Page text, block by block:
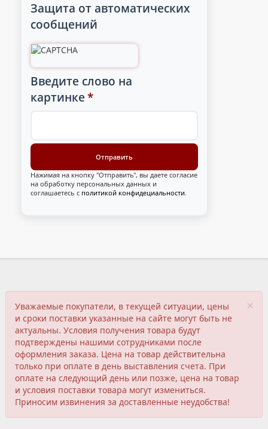
Защита от автоматических
сообщений
Введите слово на
картинке *
Нажимая на кнопку "Отправить", вы даете согласие
на обработку персональных данных и
соглашаетесь с политикой конфидециальности.
×
Уважаемые покупатели, в текущей ситуации, цены
и сроки поставки указанные на сайте могут быть не
актуальны. Условия получения товара будут
подтверждены нашими сотрудниками после
оформления заказа. Цена на товар действительна
только при оплате в день выставления счета. При
оплате на следующий день или позже, цена на товар
и условия поставки товара могут измениться.
Приносим извинения за доставленные неудобства!